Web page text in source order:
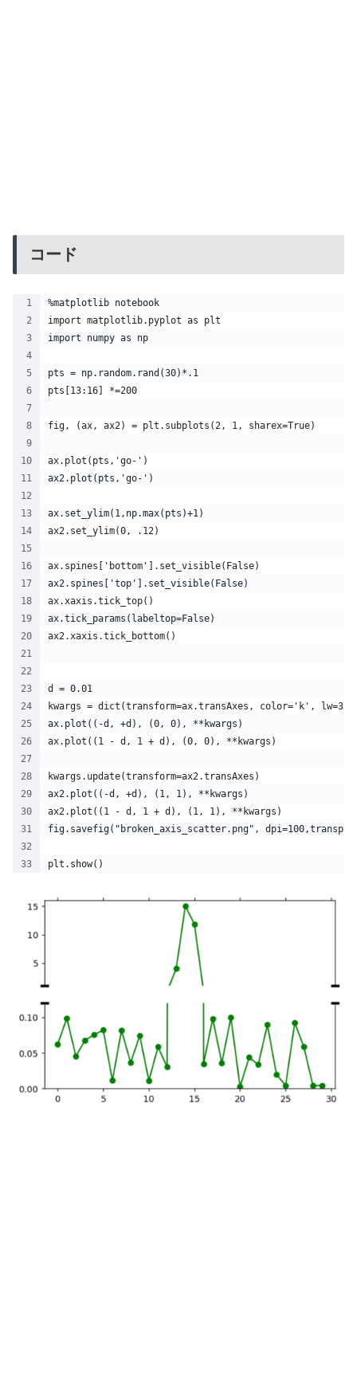
コード
%matplotlib notebook
import matplotlib.pyplot as plt
import numpy as np
pts = np.random.rand(30)*.1
pts[13:16] *=200
fig, (ax, ax2) = plt.subplots(2, 1, sharex=True)
ax.plot(pts,'go-')
ax2.plot(pts,'go-')
ax.set_ylim(1,np.max(pts)+1)
ax2.set_ylim(0, .12)
ax.spines['bottom'].set_visible(False)
ax2.spines['top'].set_visible(False)
ax.xaxis.tick_top()
ax.tick_params(labeltop=False)
ax2.xaxis.tick_bottom()
d = 0.01
kwargs = dict(transform=ax.transAxes, color='k', lw=3,
ax.plot((-d, +d), (0, 0), **kwargs)
ax.plot((1 - d, 1 + d), (0, 0), **kwargs)
kwargs.update(transform=ax2.transAxes)
ax2.plot((-d, +d), (1, 1), **kwargs)
ax2.plot((1 - d, 1 + d), (1, 1), **kwargs)
fig.savefig("broken_axis_scatter.png",
plt.show()